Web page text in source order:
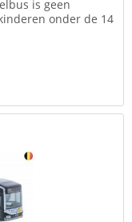
is geen
onder de 14